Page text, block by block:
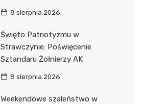
8 sierpnia 2026
Święto Patriotyzmu w
Strawczynie: Poświęcenie
Sztandaru Żołnierzy AK
8 sierpnia 2026
Weekendowe szaleństwo w